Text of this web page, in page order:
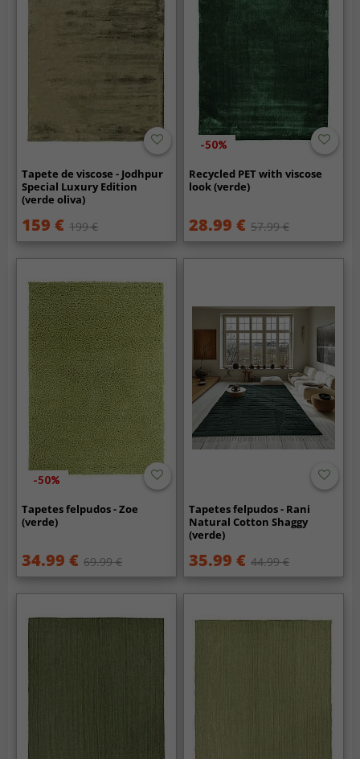
Tapete de viscose - Jodhpur
Special Luxury Edition
(verde oliva)
159 € 199 €
-50%
Recycled PET with viscose
look (verde)
28.99 € 57.99 €
-50%
Tapetes felpudos - Zoe
(verde)
34.99 € 69.99 €
Tapetes felpudos - Rani
Natural Cotton Shaggy
(verde)
35.99 € 44.99 €